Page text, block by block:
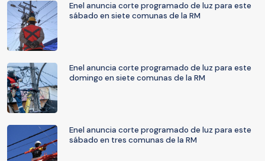
Enel anuncia corte programado de luz para este
sábado en siete comunas de la RM
Enel anuncia corte programado de luz para este
domingo en siete comunas de la RM
Enel anuncia corte programado de luz para este
sábado en tres comunas de la RM